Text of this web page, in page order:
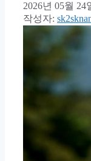
2026년 05월 24
작성자: